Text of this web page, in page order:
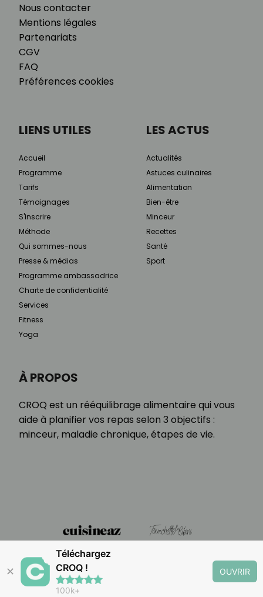
Nous contacter
Mentions légales
Partenariats
CGV
FAQ
Préférences cookies
À PROPOS
CROQ est un rééquilibrage alimentaire qui vous
aide à planifier vos repas selon 3 objectifs :
minceur, maladie chronique, étapes de vie.
LIENS UTILES
Accueil
Programme
Tarifs
Témoignages
S'inscrire
Méthode
Qui sommes-nous
Presse & médias
Programme ambassadrice
Charte de confidentialité
Services
Fitness
Yoga
LES ACTUS
Actualités
Astuces culinaires
Alimentation
Bien-être
Minceur
Recettes
Santé
Sport
✕
Téléchargez
CROQ !
100k+
OUVRIR